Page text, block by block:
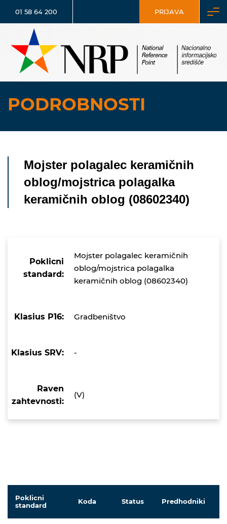
01 58 64 200 PRIJAVA
PODROBNOSTI
Mojster polagalec keramičnih
oblog/mojstrica polagalka
keramičnih oblog (08602340)
Poklicni
standard:
Mojster polagalec keramičnih
oblog/mojstrica polagalka
keramičnih oblog (08602340)
Klasius P16: Gradbeništvo
Klasius SRV: -
Raven
zahtevnosti:
(V)
Poklicni
standard
Koda Status Predhodniki